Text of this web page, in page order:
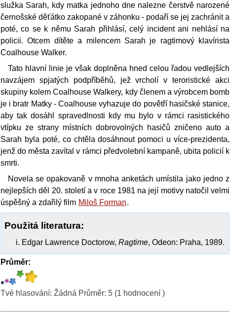
služka Sarah, kdy matka jednoho dne nalezne čerstvě narozené
černošské děťátko zakopané v záhonku - podaří se jej zachránit a
poté, co se k němu Sarah přihlásí, celý incident ani nehlásí na
policii. Otcem dítěte a milencem Sarah je ragtimový klavírista
Coalhouse Walker.
Tato hlavní linie je však doplněna hned celou řadou vedlejších
navzájem spjatých podpříběhů, jež vrcholí v teroristické akci
skupiny kolem Coalhouse Walkery, kdy členem a výrobcem bomb
je i bratr Matky - Coalhouse vyhazuje do povětří hasičské stanice,
aby tak dosáhl spravedlnosti kdy mu bylo v rámci rasistického
vtípku ze strany místních dobrovolných hasičů zničeno auto a
Sarah byla poté, co chtěla dosáhnout pomoci u více-prezidenta,
jenž do města zavítal v rámci předvolební kampaně, ubita policií k
smrti.
Novela se opakovaně v mnoha anketách umístila jako jedno z
nejlepších děl 20. století a v roce 1981 na její motivy natočil velmi
úspěšný a zdařilý film Miloš Forman.
Použitá literatura:
Edgar Lawrence Doctorow, Ragtime, Odeon: Praha, 1989.
Průměr:
Tvé hlasování: Žádná Průměr: 5 (1 hodnocení )